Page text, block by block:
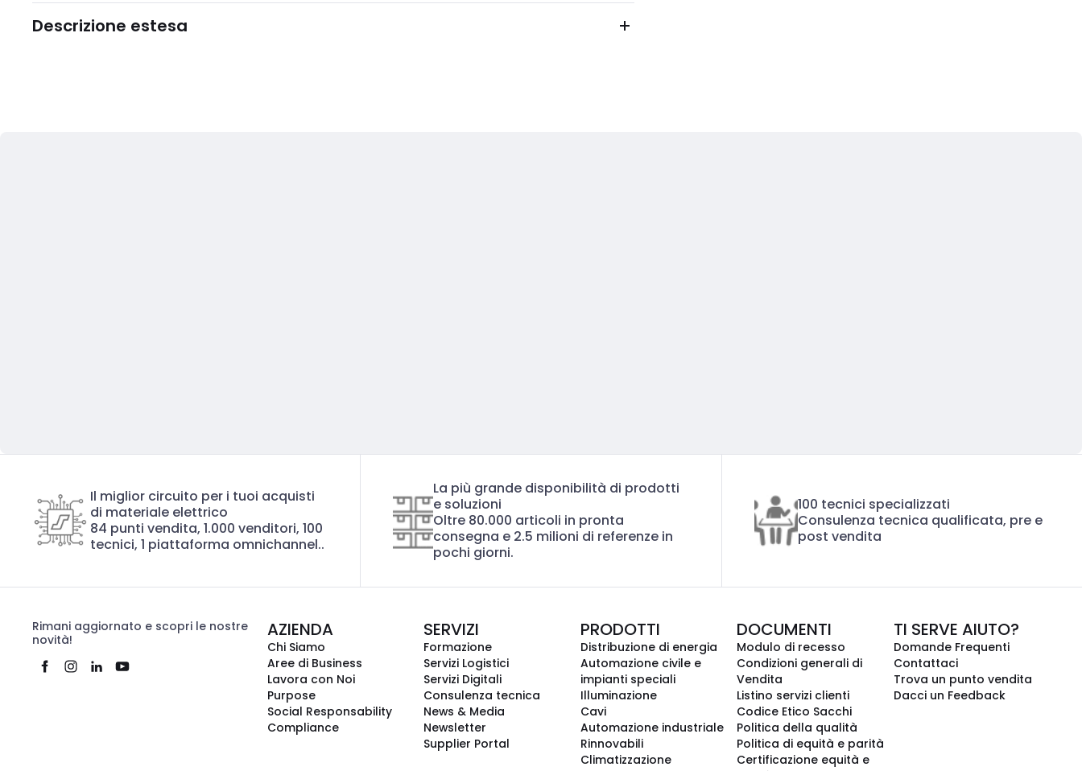
Descrizione estesa
Il miglior circuito per i tuoi acquisti
di materiale elettrico
84 punti vendita, 1.000 venditori, 100
tecnici, 1 piattaforma omnichannel..
La più grande disponibilità di prodotti
e soluzioni
Oltre 80.000 articoli in pronta
consegna e 2.5 milioni di referenze in
pochi giorni.
100 tecnici specializzati
Consulenza tecnica qualificata, pre e
post vendita
Rimani aggiornato e scopri le nostre
novità!
AZIENDA
Chi Siamo
Aree di Business
Lavora con Noi
Purpose
Social Responsability
Compliance
SERVIZI
Formazione
Servizi Logistici
Servizi Digitali
Consulenza tecnica
News & Media
Newsletter
Supplier Portal
PRODOTTI
Distribuzione di energia
Automazione civile e
impianti speciali
Illuminazione
Cavi
Automazione industriale
Rinnovabili
Climatizzazione
DOCUMENTI
Modulo di recesso
Condizioni generali di
Vendita
Listino servizi clienti
Codice Etico Sacchi
Politica della qualità
Politica di equità e parità
Certificazione equità e
TI SERVE AIUTO?
Domande Frequenti
Contattaci
Trova un punto vendita
Dacci un Feedback